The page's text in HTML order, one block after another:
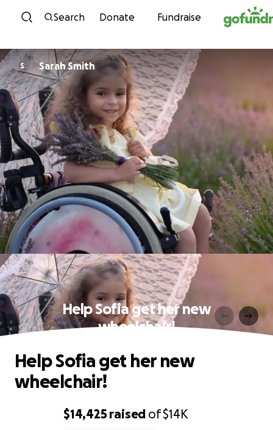
Skip to content
Search Donate Fundraise
S Sarah Smith
Help Sofia get her new
wheelchair!
$14,425 raised of$14K
Help Sofia get her new
wheelchair!